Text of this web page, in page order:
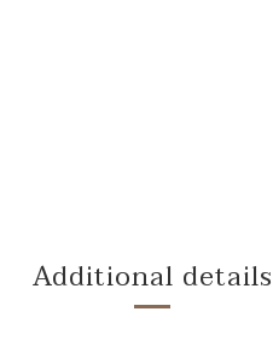
Additional details